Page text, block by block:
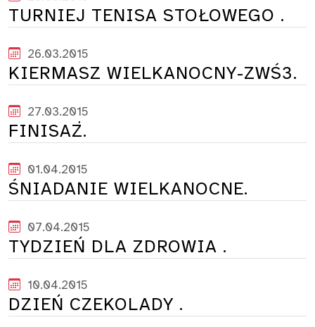
TURNIEJ TENISA STOŁOWEGO .
26.03.2015
KIERMASZ WIELKANOCNY-ZWŚ3.
27.03.2015
FINISAŻ.
01.04.2015
ŚNIADANIE WIELKANOCNE.
07.04.2015
TYDZIEŃ DLA ZDROWIA .
10.04.2015
DZIEŃ CZEKOLADY .